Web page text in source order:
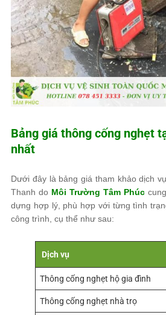
Bảng giá thông cống nghẹt
nhất
Dưới đây là bảng giá tham khảo dịch
Thanh do Môi Trường Tâm Phúc
dựng hợp lý, phù hợp với từng tình
công trình, cụ thể như sau:
Dịch vụ
Thông cống nghẹt hộ gia đình
Thông cống nghẹt nhà trọ